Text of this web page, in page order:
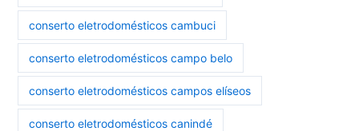
conserto eletrodomésticos cambuci
conserto eletrodomésticos campo belo
conserto eletrodomésticos campos elíseos
conserto eletrodomésticos canindé